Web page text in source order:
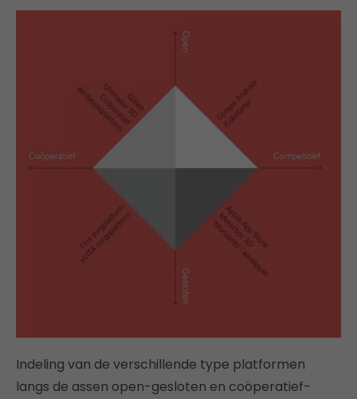
Indeling van de verschillende type platformen
langs de assen open-gesloten en coöperatief-